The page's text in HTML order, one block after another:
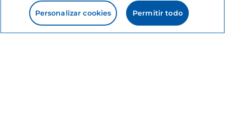
Información del sitio
Personalizar cookies Permitir todo